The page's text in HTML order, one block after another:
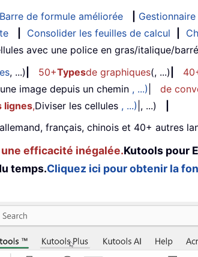
Barre de formule améliorée
Consolider les feuilles de calcul
avec une police en gras/italique/
, ...) 50+Typesde graphiques(, ...)
image depuis un chemin , ...) de
lignes,Diviser les cellules , ...) |, ...)
français, chinois et 40+ autres
efficacité inégalée.Kutools pour
temps.Cliquez ici pour obtenir la